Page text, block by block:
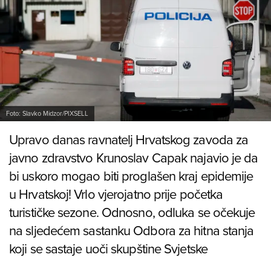
Foto: Slavko Midzor/PIXSELL
Upravo danas ravnatelj Hrvatskog zavoda za
javno zdravstvo Krunoslav Capak najavio je da
bi uskoro mogao biti proglašen kraj epidemije
u Hrvatskoj! Vrlo vjerojatno prije početka
turističke sezone. Odnosno, odluka se očekuje
na sljedećem sastanku Odbora za hitna stanja
koji se sastaje uoči skupštine Svjetske